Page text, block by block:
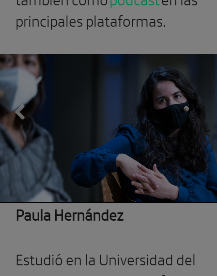
principales plataformas.
Previous
Paula Hernández
Estudió en la Universidad del